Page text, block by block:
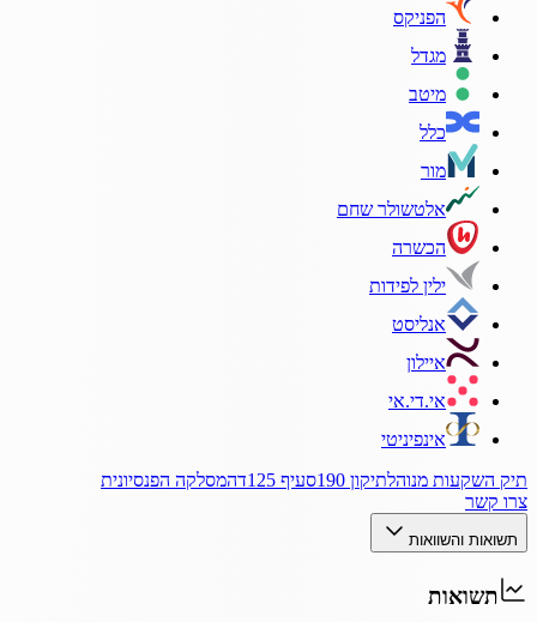
הפניקס
מגדל
מיטב
כלל
מור
אלטשולר שחם
הכשרה
ילין לפידות
אנליסט
איילון
אי.די.אי
אינפיניטי
תיק השקעות מנוהלתיקון 190 סעיף 125ד
המסלקה הפנסיונית
צרו קשר
תשואות והשוואות
תשואות